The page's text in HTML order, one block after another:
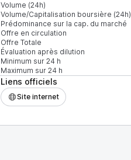
Volume (24h)
Volume/Capitalisation boursière (24h)
Prédominance sur la cap. du marché
Offre en circulation
Offre Totale
Évaluation après dilution
Minimum sur 24 h
Maximum sur 24 h
Liens officiels
Site internet
% du volume Confiance
100 %